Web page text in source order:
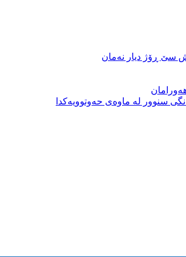
سێ ڕۆژ دیار نەمان
سنوور لە ماوەی حەوتوویەکدا